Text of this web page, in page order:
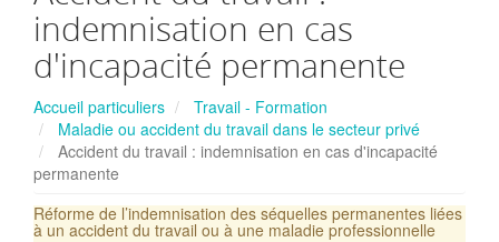
indemnisation en cas
d'incapacité permanente
Accueil particuliers
Travail - Formation
Maladie ou accident du travail dans le secteur privé
Accident du travail : indemnisation en cas d'incapacité
permanente
Réforme de l’indemnisation des séquelles permanentes liées
à un accident du travail ou à une maladie professionnelle